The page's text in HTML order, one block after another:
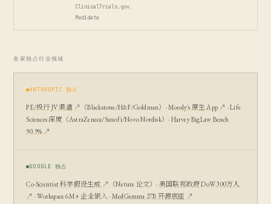
ClinicalTrials.gov、
Medidata
各家独占行业领域
ANTHROPIC 独占
PE/投行 JV 渠道 ↗ （Blackstone/H&F/Goldman）·Moody's 原生 App ↗ · Life
Sciences 深度（AstraZeneca/Sanofi/Novo Nordisk）· Harvey BigLaw Bench
90.9% ↗
GOOGLE 独占
Co-Scientist 科学假设生成 ↗ （Nature 论文）· 美国联邦政府 DoW 300万人
↗ · Workspace 6M+ 企业嵌入 · MedGemma 27B 开源底座 ↗